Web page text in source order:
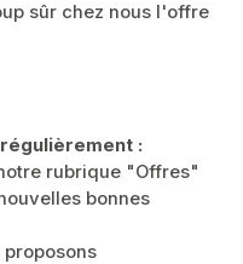
sûr chez nous l'offre
:
rubrique "Offres"
bonnes
proposons